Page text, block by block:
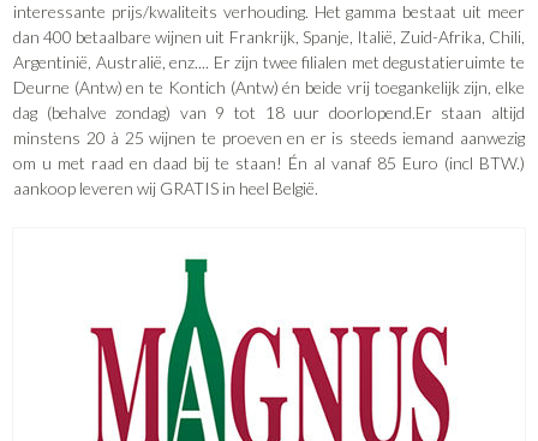
interessante prijs/kwaliteits verhouding. Het gamma bestaat uit meer
dan 400 betaalbare wijnen uit Frankrijk, Spanje, Italië, Zuid-Afrika, Chili,
Argentinië, Australië, enz.... Er zijn twee filialen met degustatieruimte te
Deurne (Antw) en te Kontich (Antw) én beide vrij toegankelijk zijn, elke
dag (behalve zondag) van 9 tot 18 uur doorlopend.Er staan altijd
minstens 20 à 25 wijnen te proeven en er is steeds iemand aanwezig
om u met raad en daad bij te staan! Én al vanaf 85 Euro (incl BTW.)
aankoop leveren wij GRATIS in heel België.